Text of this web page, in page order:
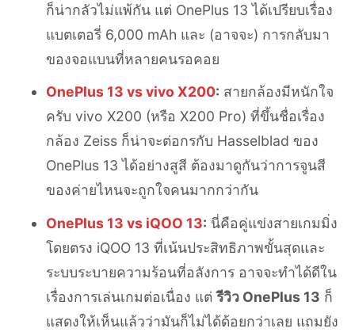
ก็น่ากลัวไม่แพ้กัน แต่ OnePlus 13 ได้เปรียบเรื่อง
แบตเตอรี่ 6,000 mAh และ (อาจจะ) การกลับมา
ของจอแบนที่หลายคนรอคอย
OnePlus 13 vs vivo X200: สายกล้องมีหนักใจ
ครับ vivo X200 (หรือ X200 Pro) ที่ขึ้นชื่อเรื่อง
กล้อง Zeiss ก็น่าจะต่อกรกับ Hasselblad ของ
OnePlus 13 ได้อย่างสูสี ต้องมาดูกันว่าการจูนสี
ของค่ายไหนจะถูกใจคนมากกว่ากัน
OnePlus 13 vs iQOO 13: นี่คือคู่แข่งสายเกมมิ่ง
โดยตรง iQOO 13 ที่เน้นประสิทธิภาพขั้นสุดและ
ระบบระบายความร้อนที่อลังการ อาจจะทำได้ดีใน
เรื่องการเล่นเกมต่อเนื่อง แต่รีวิว OnePlus 13 ก็
แสดงให้เห็นแล้วว่ามันก็ไม่ได้ด้อยกว่าเลย แถมยัง